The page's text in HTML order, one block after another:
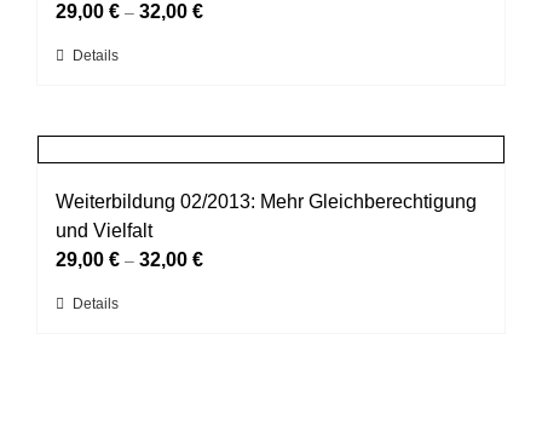
können
der
werden
29,00 € – 32,00 €
Dieses
mehrere
Varianten
Die
Optionen
können
der
Details
Weiterbildung 02/2013: Mehr Gleichberechtigung
und Vielfalt
29,00 € – 32,00 €
Dieses
Details